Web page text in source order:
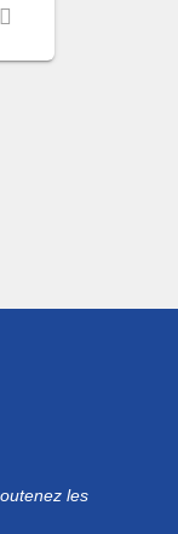
les